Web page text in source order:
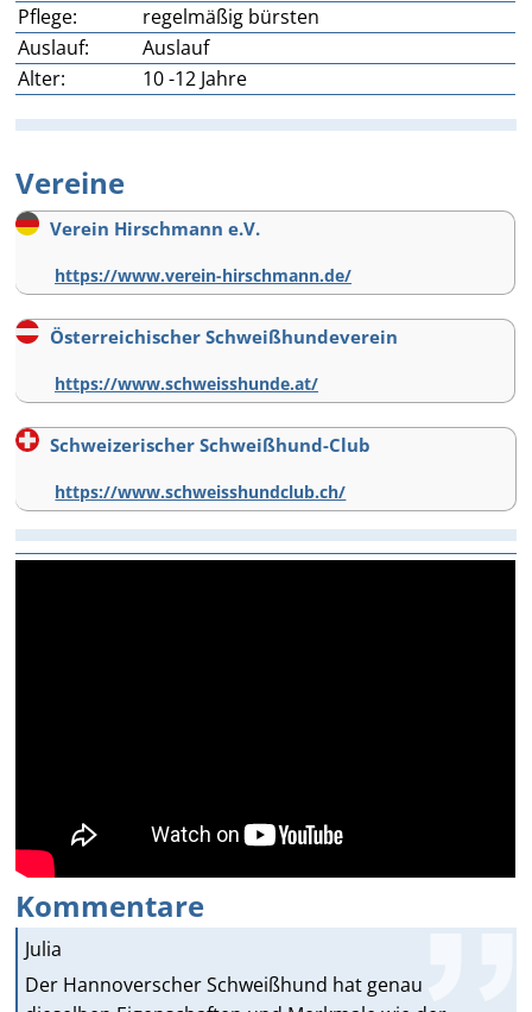
Pflege:
regelmäßig bürsten
Auslauf:
Auslauf
Alter:
10 -12 Jahre
Vereine
Verein Hirschmann e.V.
https://www.verein-hirschmann.de/
Österreichischer Schweißhundeverein
https://www.schweisshunde.at/
Schweizerischer Schweißhund-Club
https://www.schweisshundclub.ch/
Kommentare
Julia
Der Hannoverscher Schweißhund hat genau